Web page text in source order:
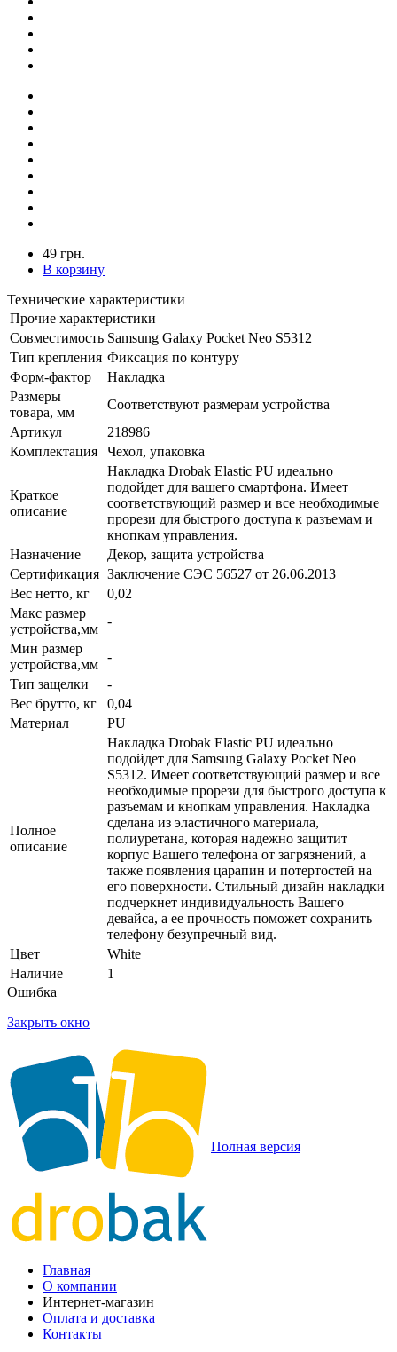
49 грн.
В корзину
Технические характеристики
Прочие характеристики
Совместимость Samsung Galaxy Pocket Neo S5312
Тип крепления Фиксация по контуру
Форм-фактор
Накладка
Размеры
товара, мм
Соответствуют размерам устройства
Артикул
218986
Комплектация
Чехол, упаковка
Краткое
описание
Накладка Drobak Elastic PU идеально
подойдет для вашего смартфона. Имеет
соответствующий размер и все необходимые
прорези для быстрого доступа к разъемам и
кнопкам управления.
Назначение
Декор, защита устройства
Сертификация Заключение СЭС 56527 от 26.06.2013
Вес нетто, кг
0,02
Макс размер
устройства,мм
-
Мин размер
устройства,мм
-
Тип защелки
-
Вес брутто, кг
0,04
Материал
PU
Полное
описание
Накладка Drobak Elastic PU идеально
подойдет для Samsung Galaxy Pocket Neo
S5312. Имеет соответствующий размер и все
необходимые прорези для быстрого доступа к
разъемам и кнопкам управления. Накладка
сделана из эластичного материала,
полиуретана, которая надежно защитит
корпус Вашего телефона от загрязнений, а
также появления царапин и потертостей на
его поверхности. Стильный дизайн накладки
подчеркнет индивидуальность Вашего
девайса, а ее прочность поможет сохранить
телефону безупречный вид.
Цвет
White
Наличие
1
Ошибка
Закрыть окно
Полная версия
Главная
О компании
Интернет-магазин
Оплата и доставка
Контакты